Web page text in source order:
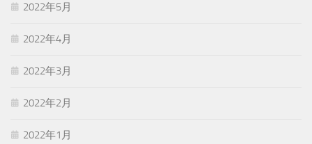
2022年5月
2022年4月
2022年3月
2022年2月
2022年1月